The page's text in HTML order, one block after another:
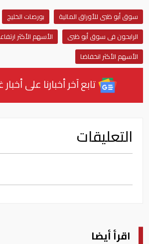
سوق أبو ظبى للأوراق المالية
بورصات الخليج
الرابحون فى سوق أبو ظبى
الأسهم الأكثر
الأسهم الأكثر انخفاضا
تابع آخر أخبارنا على
التعليقات
اقرأ أيضا